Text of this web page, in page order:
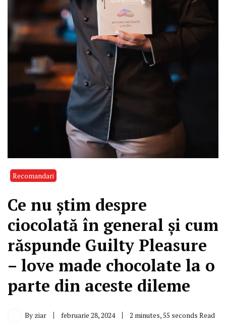
Recomandari
Ce nu știm despre
ciocolată în general și cum
răspunde Guilty Pleasure
– love made chocolate la o
parte din aceste dileme
By ziar februarie 28, 2024 2 minutes, 55 seconds Read